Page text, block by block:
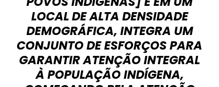
LOCAL DE ALTA DENSIDADE
DEMOGRÁFICA, INTEGRA UM
CONJUNTO DE ESFORÇOS PARA
GARANTIR ATENÇÃO INTEGRAL
À POPULAÇÃO INDÍGENA,